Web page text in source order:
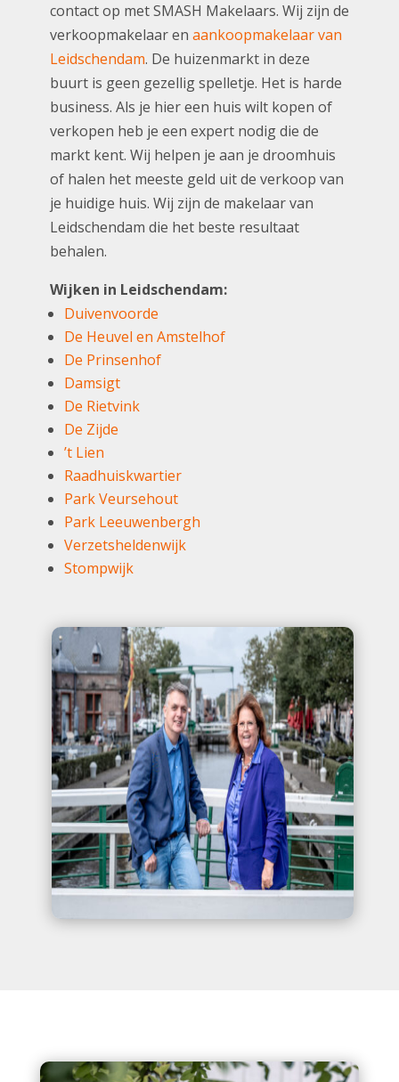
contact op met SMASH Makelaars. Wij zijn de
verkoopmakelaar enaankoopmakelaar van
Leidschendam. De huizenmarkt in deze
buurt is geen gezellig spelletje. Het is harde
business. Als je hier een huis wilt kopen of
verkopen heb je een expert nodig die de
markt kent. Wij helpen je aan je droomhuis
of halen het meeste geld uit de verkoop van
je huidige huis. Wij zijn de makelaar van
Leidschendam die het beste resultaat
behalen.
Wijken in Leidschendam:
Duivenvoorde
De Heuvel en Amstelhof
De Prinsenhof
Damsigt
De Rietvink
De Zijde
’t Lien
Raadhuiskwartier
Park Veursehout
Park Leeuwenbergh
Verzetsheldenwijk
Stompwijk